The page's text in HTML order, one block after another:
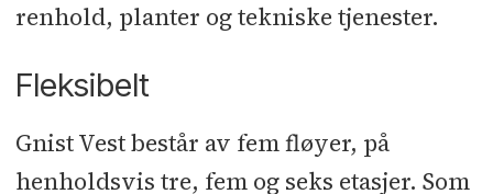
renhold, planter og tekniske tjenester.
Fleksibelt
Gnist Vest består av fem fløyer, på
henholdsvis tre, fem og seks etasjer. Som